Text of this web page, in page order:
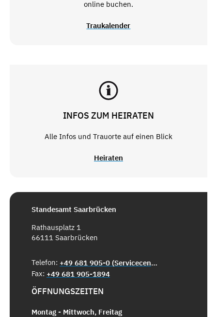
online buchen.
Traukalender
INFOS ZUM HEIRATEN
Alle Infos und Trauorte auf einen Blick
Heiraten
Standesamt Saarbrücken
Rathausplatz 1
66111 Saarbrücken
Telefon:
+49 681 905-0 (Servicecenter)
Fax: +49 681 905-1894
ÖFFNUNGSZEITEN
Montag - Mittwoch, Freitag